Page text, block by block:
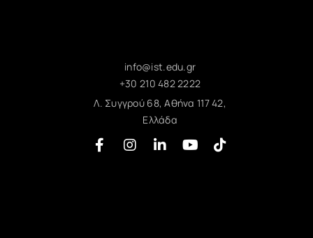
info@ist.edu.gr
+30 210 482 2222
Λ. Συγγρού 68, Αθήνα 117 42,
Ελλάδα